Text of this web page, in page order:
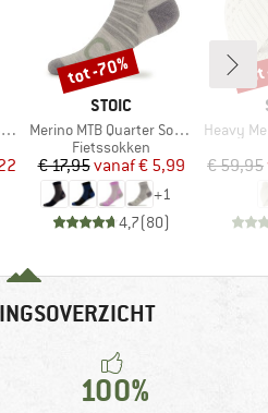
prijs
MERK
STOIC
Artikel
Merino MTB Quarter Socks
Productgroep
Fietssokken
Prijs
€ 17,95 Verlaagde prijs
vanaf€ 5,99
+1
4,7(80)
Korting
tot -70%
Artikel
Heavy MerinoKnit
€ 59,95
100%